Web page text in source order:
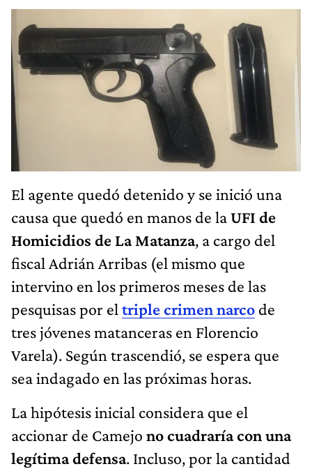
El agente quedó detenido y se inició una
causa que quedó en manos de laUFI de
Homicidios de La Matanza, a cargo del
fiscal Adrián Arribas (el mismo que
intervino en los primeros meses de las
pesquisas por el triple crimen narco de
tres jóvenes matanceras en Florencio
Varela). Según trascendió, se espera que
sea indagado en las próximas horas.
La hipótesis inicial considera que el
accionar de Camejo no cuadraría con una
legítima defensa. Incluso, por la cantidad